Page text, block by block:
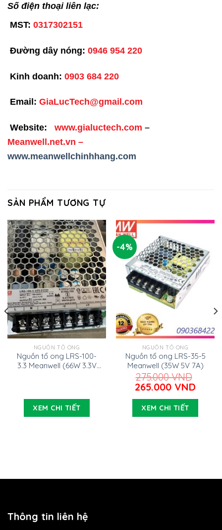
Số điện thoại liên lạc:
MST: 0317302151
Đường dây nóng: 0946 954 220
Kinh doanh: 0903 684 220
Email: GiaLucTech@gmail.com
Website: www.gialuctech.com –
Meanwell.net.vn –
www.meanwellchinhhang.com
SẢN PHẨM TƯƠNG TỰ
NGUỒN TỔ ONG
Nguồn tổ ong LRS-100-
3.3 Meanwell (66W 3.3V
XEM CHI TIẾT
-4%
NGUỒN TỔ ONG
Nguồn tổ ong LRS-35-5
Meanwell (35W 5V 7A)
275.000VND
Giá
gốc
là:
275.000 VND.
265.000 VND
hiện
là:
XEM CHI TIẾT
Thông tin liên hệ